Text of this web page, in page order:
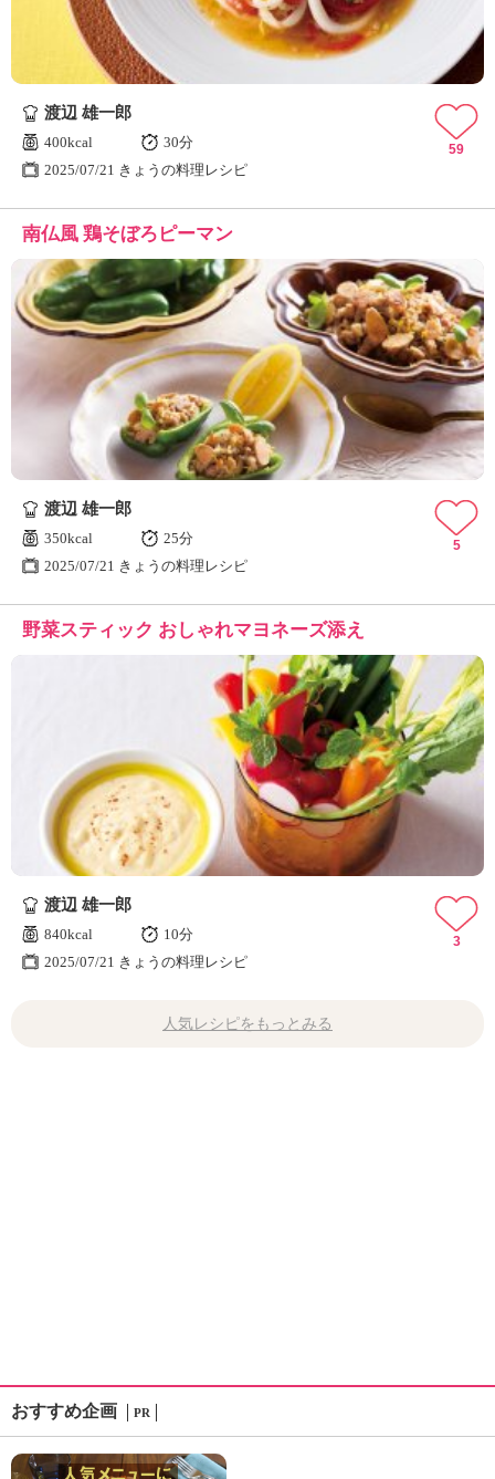
渡辺 雄一郎
400kcal
30分
2025/07/21 きょうの料理レシピ
59
南仏風 鶏そぼろピーマン
渡辺 雄一郎
350kcal
25分
2025/07/21 きょうの料理レシピ
5
野菜スティック おしゃれマヨネーズ添え
渡辺 雄一郎
840kcal
10分
2025/07/21 きょうの料理レシピ
3
人気レシピをもっとみる
おすすめ企画 PR